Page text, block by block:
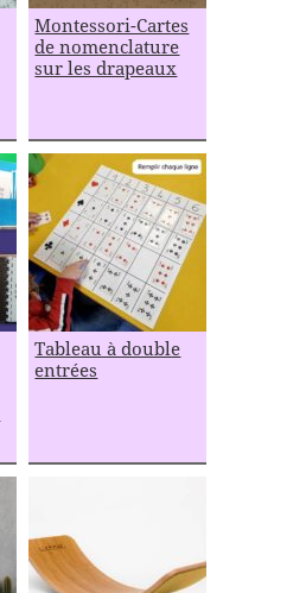
Montessori-Cartes
de nomenclature
sur les drapeaux
Tableau à double
entrées